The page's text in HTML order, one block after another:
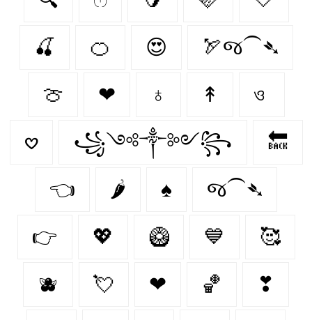
🍒 🍊 😍 🏹જ⁀➴
🍈 ❤ ♁ ↟ ও
𖹭 ꧁༺༒༻꧂ 🔙
👈 🌶️ ♠ જ⁀➴
👉 💖 🥝 💙 🥰
🫐 💘 ❤︎‬ 🏀 ❣